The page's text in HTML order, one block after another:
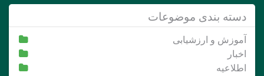
دسته بندی موضوعات
آموزش و ارزشیابی
اخبار
اطلاعیه